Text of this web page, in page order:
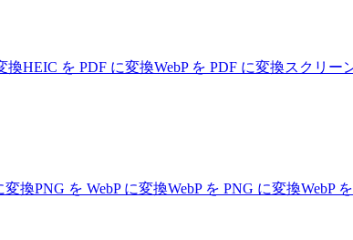
換HEIC を PDF に変換WebP を PDF に変換スクリー
変換PNG を WebP に変換WebP を PNG に変換WebP